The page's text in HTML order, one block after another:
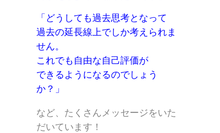
「どうしても過去思考となって
過去の延長線上でしか考えられま
せん。
これでも自由な自己評価が
できるようになるのでしょう
か？」
など、たくさんメッセージをいた
だいています！